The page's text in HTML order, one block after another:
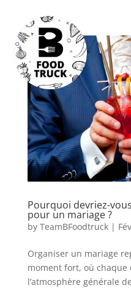
Pourquoi devriez-
pour un mariage ?
by TeamBFoodtruck|
Organiser un mariage
moment fort, où
l’atmosphère générale